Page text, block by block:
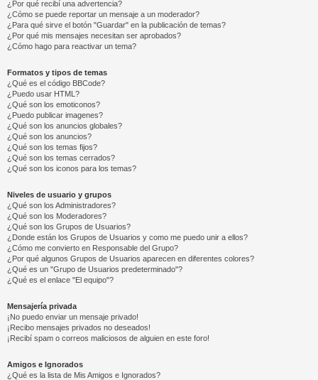
¿Por qué recibí una advertencia?
¿Cómo se puede reportar un mensaje a un moderador?
¿Para qué sirve el botón "Guardar" en la publicación de temas?
¿Por qué mis mensajes necesitan ser aprobados?
¿Cómo hago para reactivar un tema?
Formatos y tipos de temas
¿Qué es el código BBCode?
¿Puedo usar HTML?
¿Qué son los emoticonos?
¿Puedo publicar imagenes?
¿Qué son los anuncios globales?
¿Qué son los anuncios?
¿Qué son los temas fijos?
¿Qué son los temas cerrados?
¿Qué son los iconos para los temas?
Niveles de usuario y grupos
¿Qué son los Administradores?
¿Qué son los Moderadores?
¿Qué son los Grupos de Usuarios?
¿Donde están los Grupos de Usuarios y como me puedo unir a ellos?
¿Cómo me convierto en Responsable del Grupo?
¿Por qué algunos Grupos de Usuarios aparecen en diferentes colores?
¿Qué es un "Grupo de Usuarios predeterminado"?
¿Qué es el enlace "El equipo"?
Mensajería privada
¡No puedo enviar un mensaje privado!
¡Recibo mensajes privados no deseados!
¡Recibí spam o correos maliciosos de alguien en este foro!
Amigos e Ignorados
¿Qué es la lista de Mis Amigos e Ignorados?